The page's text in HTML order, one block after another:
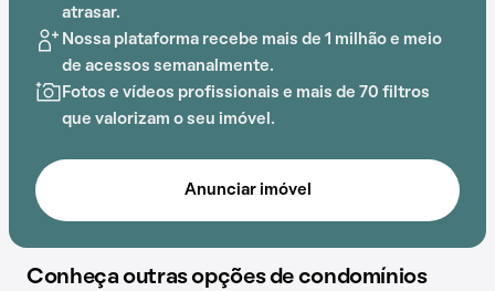
Empreendimento é ideal para quem busca conforto e
entretenimento.
A proximidade com EMEI Cásper Líbero, Shopping
Center Norte, Shopping D, Clínica Iamspe, Colégio da
praticidade a essa experiência.
atrasar.
Nossa plataforma recebe mais de 1 milhão e meio
de acessos semanalmente.
Fotos e vídeos profissionais e mais de 70 filtros
que valorizam o seu imóvel.
Anunciar imóvel
Conheça outras opções de condomínios